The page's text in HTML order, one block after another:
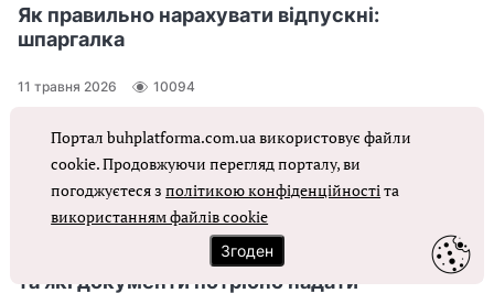
Як правильно нарахувати відпускні:
шпаргалка
11 травня 2026 10094
Гарячі запитання
Документальна перевірка ФОП: у який строк
та які документи потрібно надати
Портал buhplatforma.com.ua використовує файли
cookie. Продовжуючи перегляд порталу, ви
погоджуєтеся зполітикою конфіденційностіта
використанням файлів cookie
Згоден